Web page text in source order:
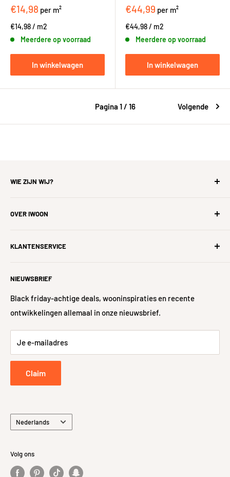
€14,98 per m²
€14,98/ m2
Meerdere op voorraad
In winkelwagen
€44,99 per m²
€44,98/ m2
Meerdere op voorraad
In winkelwagen
Pagina 1 / 16 Volgende
WIE ZIJN WIJ?
allemaal, zonder tevreden klanten geen iWoon. Wij gaan uit
klanten ervoor zorgen dat wij tevreden zijn en ons bestaan
OVER IWOON
Over ons
Nieuwe woning?
Algemene voorwaarden
Sitemap
KLANTENSERVICE
Veelgestelde vragen
Levering
48-uurs controle
Retour- en Terugbetalingsbeleid
Retourneren
Privacybeleid
NIEUWSBRIEF
Black friday-achtige deals, wooninspiraties en recente
ontwikkelingen allemaal in onze nieuwsbrief.
Je e-mailadres
Claim
Taal
Nederlands
Volg ons